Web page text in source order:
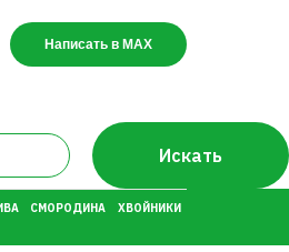
Написать в MAX
Искать
СМОРОДИНА
ХВОЙНИКИ